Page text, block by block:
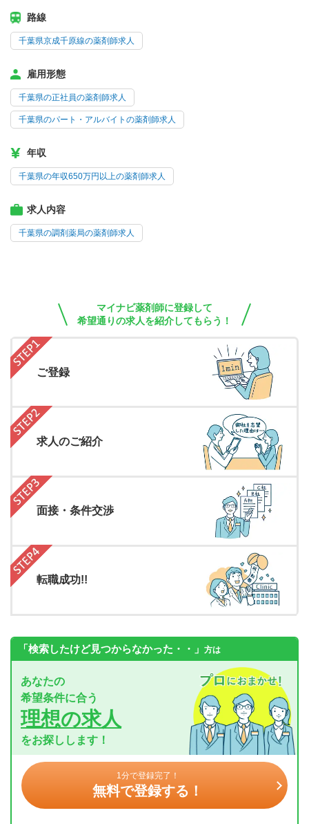
路線
千葉県京成千原線の薬剤師求人
雇用形態
千葉県の正社員の薬剤師求人
千葉県のパート・アルバイトの薬剤師求人
年収
千葉県の年収650万円以上の薬剤師求人
求人内容
千葉県の調剤薬局の薬剤師求人
マイナビ薬剤師に登録して
希望通りの求人を紹介してもらう！
ご登録
求人のご紹介
面接・条件交渉
転職成功!!
「検索したけど見つからなかった・・」 方は
あなたの
希望条件に合う
理想の求人
をお探しします！
1分で登録完了！
無料で登録する！